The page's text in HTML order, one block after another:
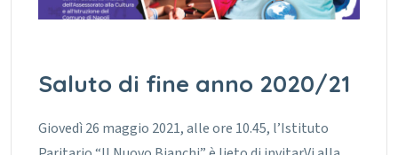
Saluto di fine anno 2020/21
Giovedì 26 maggio 2021, alle ore 10.45, l’Istituto